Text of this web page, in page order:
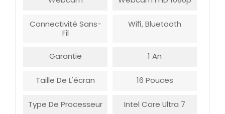
Connectivité Sans-
Fil
Wifi, Bluetooth
Garantie 1 An
Taille De L'écran 16 Pouces
Type De Processeur Intel Core Ultra 7